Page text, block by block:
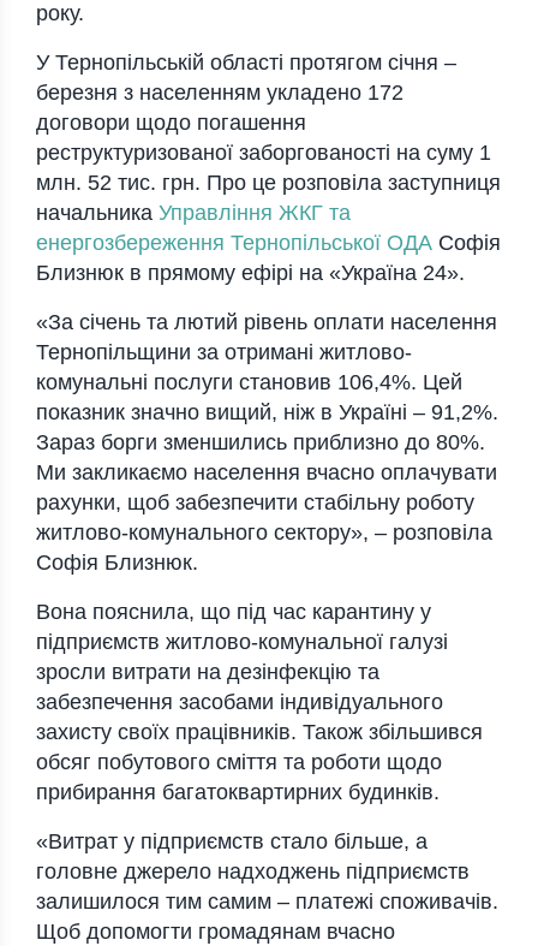
року.
У Тернопільській області протягом січня –
березня з населенням укладено 172
договори щодо погашення
реструктуризованої заборгованості на суму 1
млн. 52 тис. грн. Про це розповіла заступниця
начальника Управління ЖКГ та
енергозбереження Тернопільської ОДА Софія
Близнюк в прямому ефірі на «Україна 24».
«За січень та лютий рівень оплати населення
Тернопільщини за отримані житлово-
комунальні послуги становив 106,4%. Цей
показник значно вищий, ніж в Україні – 91,2%.
Зараз борги зменшились приблизно до 80%.
Ми закликаємо населення вчасно оплачувати
рахунки, щоб забезпечити стабільну роботу
житлово-комунального сектору», – розповіла
Софія Близнюк.
Вона пояснила, що під час карантину у
підприємств житлово-комунальної галузі
зросли витрати на дезінфекцію та
забезпечення засобами індивідуального
захисту своїх працівників. Також збільшився
обсяг побутового сміття та роботи щодо
прибирання багатоквартирних будинків.
«Витрат у підприємств стало більше, а
головне джерело надходжень підприємств
залишилося тим самим – платежі споживачів.
Щоб допомогти громадянам вчасно